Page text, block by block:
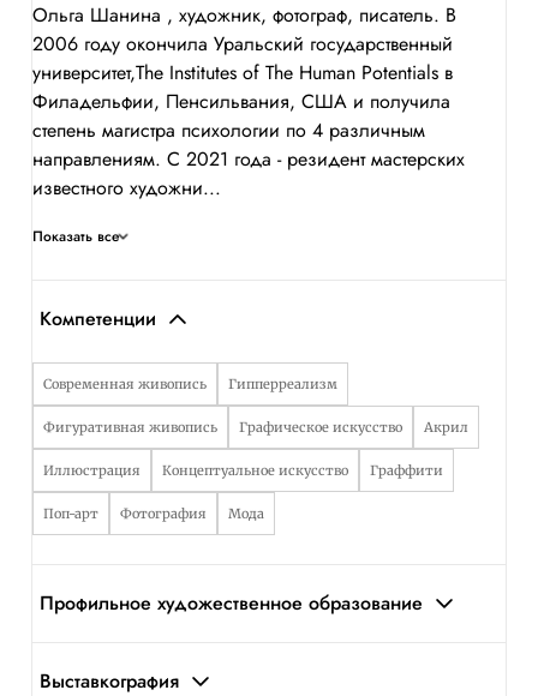
Ольга Шанина , художник, фотограф, писатель. В
2006 году окончила Уральский государственный
университет,The Institutes of The Human Potentials в
Филадельфии, Пенсильвания, США и получила
степень магистра психологии по 4 различным
направлениям. С 2021 года - резидент мастерских
известного художни...
Показать все
Компетенции
Современная живопись Гипперреализм
Фигуративная живопись Графическое искусство Акрил
Иллюстрация Концептуальное искусство Граффити
Поп-арт Фотография Мода
Профильное художественное образование
Выставкография